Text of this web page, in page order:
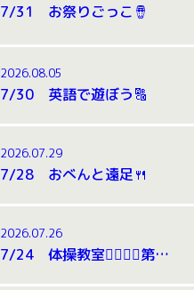
7/31 お祭りごっこ🪘
2026.08.05
7/30 英語で遊ぼう🔠
2026.07.29
7/28 おべんと遠足🍴
2026.07.26
7/24 体操教室🤸‍♂️🤸‍♂️第２弾